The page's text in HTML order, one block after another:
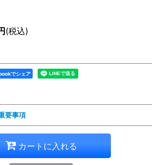
(税込)
でシェア
要事項
カートに入れる